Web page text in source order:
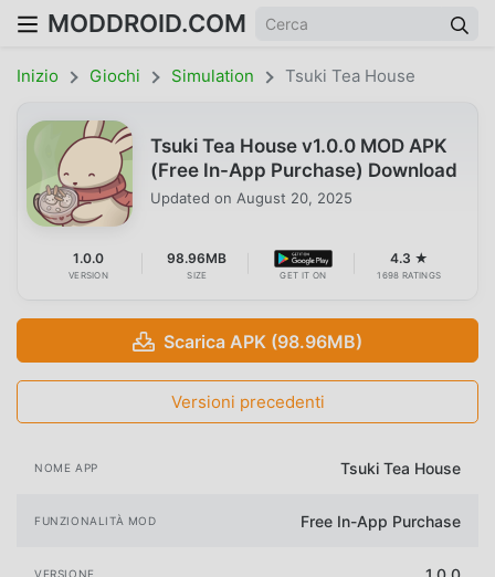
MODDROID.COM
Inizio Giochi Simulation Tsuki Tea House
Tsuki Tea House v1.0.0 MOD APK
(Free In-App Purchase) Download
Updated on August 20, 2025
1.0.0
VERSION
98.96MB
SIZE GET IT ON
4.3 ★
1698 RATINGS
Scarica APK (98.96MB)
Versioni precedenti
NOME APP Tsuki Tea House
FUNZIONALITÀ MOD Free In-App Purchase
VERSIONE